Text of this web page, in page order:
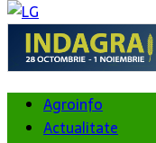
Agroinfo
Actualitate